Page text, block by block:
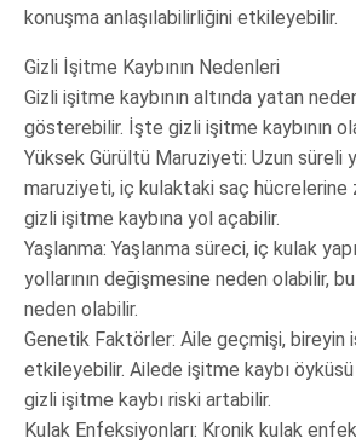
konuşma anlaşılabilirliğini etkileyebilir.
Gizli İşitme Kaybının Nedenleri
Gizli işitme kaybının altında yatan
gösterebilir. İşte gizli işitme kaybının
Yüksek Gürültü Maruziyeti: Uzun süreli
maruziyeti, iç kulaktaki saç hücrelerine
gizli işitme kaybına yol açabilir.
Yaşlanma: Yaşlanma süreci, iç kulak
yollarının değişmesine neden olabilir,
neden olabilir.
Genetik Faktörler: Aile geçmişi, bireyin
etkileyebilir. Ailede işitme kaybı
gizli işitme kaybı riski artabilir.
Kulak Enfeksiyonları: Kronik kulak